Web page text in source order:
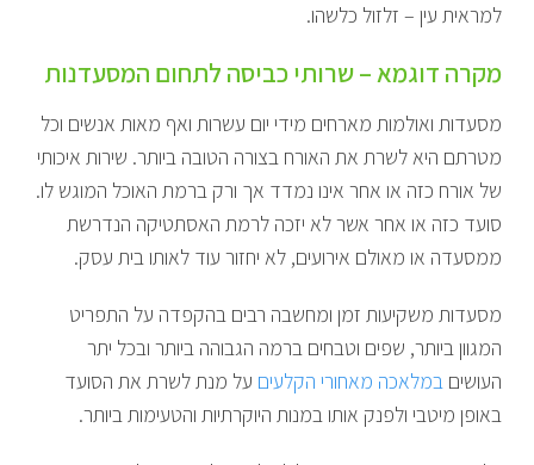
למראית עין – זלזול כלשהו.
מקרה דוגמא – שרותי כביסה לתחום המסעדנות
מסעדות ואולמות מארחים מידי יום עשרות ואף מאות אנשים וכל
מטרתם היא לשרת את האורח בצורה הטובה ביותר. שירות איכותי
של אורח כזה או אחר אינו נמדד אך ורק ברמת האוכל המוגש לו.
סועד כזה או אחר אשר לא יזכה לרמת האסתטיקה הנדרשת
ממסעדה או מאולם אירועים, לא יחזור עוד לאותו בית עסק.
מסעדות משקיעות זמן ומחשבה רבים בהקפדה על התפריט
המגוון ביותר, שפים וטבחים ברמה הגבוהה ביותר ובכל יתר
העושים במלאכה מאחורי הקלעים על מנת לשרת את הסועד
באופן מיטבי ולפנק אותו במנות היוקרתיות והטעימות ביותר.